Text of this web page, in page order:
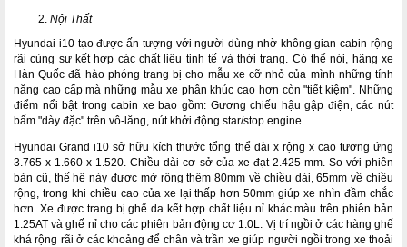
Nội Thất
Hyundai i10 tạo được ấn tượng với người dùng nhờ không gian cabin rộng
rãi cùng sự kết hợp các chất liệu tinh tế và thời trang. Có thể nói, hãng xe
Hàn Quốc đã hào phóng trang bị cho mẫu xe cỡ nhỏ của mình những tính
năng cao cấp mà những mẫu xe phân khúc cao hơn còn "tiết kiệm". Những
điểm nổi bật trong cabin xe bao gồm: Gương chiếu hậu gập điện, các nút
bấm "dày đặc" trên vô-lăng, nút khởi động star/stop engine...
Hyundai Grand i10 sở hữu kích thước tổng thể dài x rộng x cao tương ứng
3.765 x 1.660 x 1.520. Chiều dài cơ sở của xe đạt 2.425 mm. So với phiên
bản cũ, thế hệ này được mở rộng thêm 80mm về chiều dài, 65mm về chiều
rộng, trong khi chiều cao của xe lại thấp hơn 50mm giúp xe nhìn đầm chắc
hơn. Xe được trang bị ghế da kết hợp chất liệu nỉ khác màu trên phiên bản
1.25AT và ghế nỉ cho các phiên bản động cơ 1.0L. Vị trí ngồi ở các hàng ghế
khá rộng rãi ở các khoảng để chân và trần xe giúp người ngồi trong xe thoải